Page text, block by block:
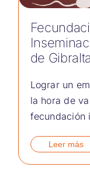
de
Lograr un
la hora de
fecundación
Leer más